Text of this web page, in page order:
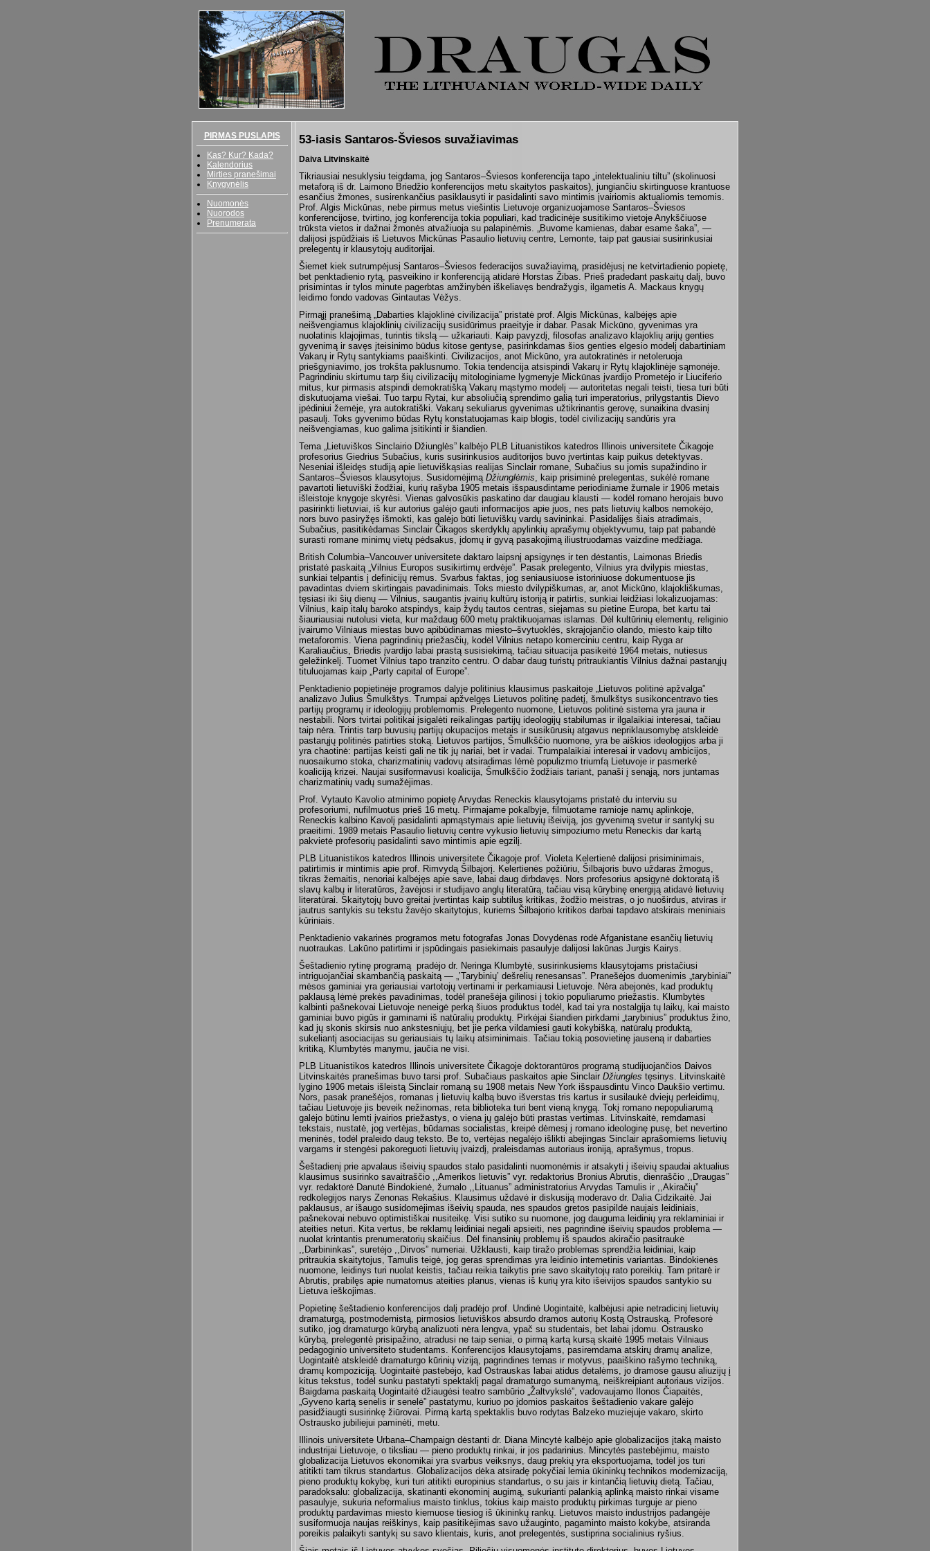
PIRMAS PUSLAPIS
Kas? Kur? Kada?
Kalendorius
Mirties pranešimai
Knygynėlis
Nuomonės
Nuorodos
Prenumerata
53-iasis Santaros-Šviesos suvažiavimas
Daiva Litvinskaitė
Tikriausiai nesuklysiu teigdama, jog Santaros–Šviesos konferencija tapo „intelektualiniu tiltu” (skolinuosi
metaforą iš dr. Laimono Briedžio konferencijos metu skaitytos paskaitos), jungiančiu skirtinguose krantuose
esančius žmones, susirenkančius pasiklausyti ir pasidalinti savo mintimis įvairiomis aktualiomis temomis.
Prof. Algis Mickūnas, nebe pirmus metus viešintis Lietuvoje organizuojamose Santaros–Šviesos
konferencijose, tvirtino, jog konferencija tokia populiari, kad tradicinėje susitikimo vietoje Anykščiuose
trūksta vietos ir dažnai žmonės atvažiuoja su palapinėmis. „Buvome kamienas, dabar esame šaka”, —
dalijosi įspūdžiais iš Lietuvos Mickūnas Pasaulio lietuvių centre, Lemonte, taip pat gausiai susirinkusiai
prelegentų ir klausytojų auditorijai.
Šiemet kiek sutrumpėjusį Santaros–Šviesos federacijos suvažiavimą, prasidėjusį ne ketvirtadienio popietę,
bet penktadienio rytą, pasveikino ir konferenciją atidarė Horstas Žibas. Prieš pradedant paskaitų dalį, buvo
prisimintas ir tylos minute pagerbtas amžinybėn iškeliavęs bendražygis, ilgametis A. Mackaus knygų
leidimo fondo vadovas Gintautas Vėžys.
Pirmąjį pranešimą „Dabarties klajoklinė civilizacija” pristatė prof. Algis Mickūnas, kalbėjęs apie
neišvengiamus klajoklinių civilizacijų susidūrimus praeityje ir dabar. Pasak Mickūno, gyvenimas yra
nuolatinis klajojimas, turintis tikslą — užkariauti. Kaip pavyzdį, filosofas analizavo klajoklių arijų genties
gyvenimą ir savęs įteisinimo būdus kitose gentyse, pasirinkdamas šios genties elgesio modelį dabartiniam
Vakarų ir Rytų santykiams paaiškinti. Civilizacijos, anot Mickūno, yra autokratinės ir netoleruoja
priešgyniavimo, jos trokšta paklusnumo. Tokia tendencija atsispindi Vakarų ir Rytų klajoklinėje sąmonėje.
Pagrindiniu skirtumu tarp šių civilizacijų mitologiniame lygmenyje Mickūnas įvardijo Prometėjo ir Liuciferio
mitus, kur pirmasis atspindi demokratišką Vakarų mąstymo modelį — autoritetas negali teisti, tiesa turi būti
diskutuojama viešai. Tuo tarpu Rytai, kur absoliučią sprendimo galią turi imperatorius, prilygstantis Dievo
įpėdiniui žemėje, yra autokratiški. Vakarų sekuliarus gyvenimas užtikrinantis gerovę, sunaikina dvasinį
pasaulį. Toks gyvenimo būdas Rytų konstatuojamas kaip blogis, todėl civilizacijų sandūris yra
neišvengiamas, kuo galima įsitikinti ir šiandien.
Tema „Lietuviškos Sinclairio Džiunglės” kalbėjo PLB Lituanistikos katedros Illinois universitete Čikagoje
profesorius Giedrius Subačius, kuris susirinkusios auditorijos buvo įvertintas kaip puikus detektyvas.
Neseniai išleidęs studiją apie lietuviškąsias realijas Sinclair romane, Subačius su jomis supažindino ir
Santaros–Šviesos klausytojus. Susidomėjimą Džiunglėmis, kaip prisiminė prelegentas, sukėlė romane
pavartoti lietuviški žodžiai, kurių rašyba 1905 metais išspausdintame periodiniame žurnale ir 1906 metais
išleistoje knygoje skyrėsi. Vienas galvosūkis paskatino dar daugiau klausti — kodėl romano herojais buvo
pasirinkti lietuviai, iš kur autorius galėjo gauti informacijos apie juos, nes pats lietuvių kalbos nemokėjo,
nors buvo pasiryžęs išmokti, kas galėjo būti lietuviškų vardų savininkai. Pasidalijęs šiais atradimais,
Subačius, pasitikėdamas Sinclair Čikagos skerdyklų apylinkių aprašymų objektyvumu, taip pat pabandė
surasti romane minimų vietų pėdsakus, įdomų ir gyvą pasakojimą iliustruodamas vaizdine medžiaga.
British Columbia–Vancouver universitete daktaro laipsnį apsigynęs ir ten dėstantis, Laimonas Briedis
pristatė paskaitą „Vilnius Europos susikirtimų erdvėje”. Pasak prelegento, Vilnius yra dvilypis miestas,
sunkiai telpantis į definicijų rėmus. Svarbus faktas, jog seniausiuose istoriniuose dokumentuose jis
pavadintas dviem skirtingais pavadinimais. Toks miesto dvilypiškumas, ar, anot Mickūno, klajokliškumas,
tęsiasi iki šių dienų — Vilnius, saugantis įvairių kultūrų istoriją ir patirtis, sunkiai leidžiasi lokalizuojamas:
Vilnius, kaip italų baroko atspindys, kaip žydų tautos centras, siejamas su pietine Europa, bet kartu tai
šiauriausiai nutolusi vieta, kur maždaug 600 metų praktikuojamas islamas. Dėl kultūrinių elementų, religinio
įvairumo Vilniaus miestas buvo apibūdinamas miesto–švytuoklės, skrajojančio olando, miesto kaip tilto
metaforomis. Viena pagrindinių priežasčių, kodėl Vilnius netapo komerciniu centru, kaip Ryga ar
Karaliaučius, Briedis įvardijo labai prastą susisiekimą, tačiau situacija pasikeitė 1964 metais, nutiesus
geležinkelį. Tuomet Vilnius tapo tranzito centru. O dabar daug turistų pritraukiantis Vilnius dažnai pastarųjų
tituluojamas kaip „Party capital of Europe”.
Penktadienio popietinėje programos dalyje politinius klausimus paskaitoje „Lietuvos politinė apžvalga”
analizavo Julius Šmulkštys. Trumpai apžvelgęs Lietuvos politinę padėtį, šmulkštys susikoncentravo ties
partijų programų ir ideologijų problemomis. Prelegento nuomone, Lietuvos politinė sistema yra jauna ir
nestabili. Nors tvirtai politikai įsigalėti reikalingas partijų ideologijų stabilumas ir ilgalaikiai interesai, tačiau
taip nėra. Trintis tarp buvusių partijų okupacijos metais ir susikūrusių atgavus nepriklausomybę atskleidė
pastarųjų politinės patirties stoką. Lietuvos partijos, Šmulkščio nuomone, yra be aiškios ideologijos arba ji
yra chaotinė: partijas keisti gali ne tik jų nariai, bet ir vadai. Trumpalaikiai interesai ir vadovų ambicijos,
nuosaikumo stoka, charizmatinių vadovų atsiradimas lėmė populizmo triumfą Lietuvoje ir pasmerkė
koaliciją krizei. Naujai susiformavusi koalicija, Šmulkščio žodžiais tariant, panaši į senąją, nors juntamas
charizmatinių vadų sumažėjimas.
Prof. Vytauto Kavolio atminimo popietę Arvydas Reneckis klausytojams pristatė du interviu su
profesoriumi, nufilmuotus prieš 16 metų. Pirmajame pokalbyje, filmuotame ramioje namų aplinkoje,
Reneckis kalbino Kavolį pasidalinti apmąstymais apie lietuvių išeiviją, jos gyvenimą svetur ir santykį su
praeitimi. 1989 metais Pasaulio lietuvių centre vykusio lietuvių simpoziumo metu Reneckis dar kartą
pakvietė profesorių pasidalinti savo mintimis apie egzilį.
PLB Lituanistikos katedros Illinois universitete Čikagoje prof. Violeta Kelertienė dalijosi prisiminimais,
patirtimis ir mintimis apie prof. Rimvydą Šilbajorį. Kelertienės požiūriu, Šilbajoris buvo uždaras žmogus,
tikras žemaitis, nenoriai kalbėjęs apie save, labai daug dirbdavęs. Nors profesorius apsigynė doktoratą iš
slavų kalbų ir literatūros, žavėjosi ir studijavo anglų literatūrą, tačiau visą kūrybinę energiją atidavė lietuvių
literatūrai. Skaitytojų buvo greitai įvertintas kaip subtilus kritikas, žodžio meistras, o jo nuoširdus, atviras ir
jautrus santykis su tekstu žavėjo skaitytojus, kuriems Šilbajorio kritikos darbai tapdavo atskirais meniniais
kūriniais.
Penktadienio vakarinės programos metu fotografas Jonas Dovydėnas rodė Afganistane esančių lietuvių
nuotraukas. Lakūno patirtimi ir įspūdingais pasiekimais pasaulyje dalijosi lakūnas Jurgis Kairys.
Šeštadienio rytinę programą pradėjo dr. Neringa Klumbytė, susirinkusiems klausytojams pristačiusi
intriguojančiai skambančią paskaitą — „’Tarybinių’ dešrelių renesansas”. Pranešėjos duomenimis „tarybiniai”
mėsos gaminiai yra geriausiai vartotojų vertinami ir perkamiausi Lietuvoje. Nėra abejonės, kad produktų
paklausą lėmė prekės pavadinimas, todėl pranešėja gilinosi į tokio populiarumo priežastis. Klumbytės
kalbinti pašnekovai Lietuvoje neneigė perką šiuos produktus todėl, kad tai yra nostalgija tų laikų, kai maisto
gaminiai buvo pigūs ir gaminami iš natūralių produktų. Pirkėjai šiandien pirkdami „tarybinius” produktus žino,
kad jų skonis skirsis nuo ankstesniųjų, bet jie perka vildamiesi gauti kokybišką, natūralų produktą,
sukeliantį asociacijas su geriausiais tų laikų atsiminimais. Tačiau tokią posovietinę jauseną ir dabarties
kritiką, Klumbytės manymu, jaučia ne visi.
PLB Lituanistikos katedros Illinois universitete Čikagoje doktorantūros programą studijuojančios Daivos
Litvinskaitės pranešimas buvo tarsi prof. Subačiaus paskaitos apie Sinclair Džiungles tęsinys. Litvinskaitė
lygino 1906 metais išleistą Sinclair romaną su 1908 metais New York išspausdintu Vinco Daukšio vertimu.
Nors, pasak pranešėjos, romanas į lietuvių kalbą buvo išverstas tris kartus ir susilaukė dviejų perleidimų,
tačiau Lietuvoje jis beveik nežinomas, reta biblioteka turi bent vieną knygą. Tokį romano nepopuliarumą
galėjo būtinu lemti įvairios priežastys, o viena jų galėjo būti prastas vertimas. Litvinskaitė, remdamasi
tekstais, nustatė, jog vertėjas, būdamas socialistas, kreipė dėmesį į romano ideologinę pusę, bet nevertino
meninės, todėl praleido daug teksto. Be to, vertėjas negalėjo išlikti abejingas Sinclair aprašomiems lietuvių
vargams ir stengėsi pakoreguoti lietuvių įvaizdį, praleisdamas autoriaus ironiją, aprašymus, tropus.
Šeštadienį prie apvalaus išeivių spaudos stalo pasidalinti nuomonėmis ir atsakyti į išeivių spaudai aktualius
klausimus susirinko savaitraščio ,,Amerikos lietuvis” vyr. redaktorius Bronius Abrutis, dienraščio ,,Draugas”
vyr. redaktorė Danutė Bindokienė, žurnalo ,,Lituanus” administratorius Arvydas Tamulis ir ,,Akiračių”
redkolegijos narys Zenonas Rekašius. Klausimus uždavė ir diskusiją moderavo dr. Dalia Cidzikaitė. Jai
paklausus, ar išaugo susidomėjimas išeivių spauda, nes spaudos gretos pasipildė naujais leidiniais,
pašnekovai nebuvo optimistiškai nusiteikę. Visi sutiko su nuomone, jog dauguma leidinių yra reklaminiai ir
ateities neturi. Kita vertus, be reklamų leidiniai negali apsieiti, nes pagrindinė išeivių spaudos problema —
nuolat krintantis prenumeratorių skaičius. Dėl finansinių problemų iš spaudos akiračio pasitraukė
,,Darbininkas”, suretėjo ,,Dirvos” numeriai. Užklausti, kaip tiražo problemas sprendžia leidiniai, kaip
pritraukia skaitytojus, Tamulis teigė, jog geras sprendimas yra leidinio internetinis variantas. Bindokienės
nuomone, leidinys turi nuolat keistis, tačiau reikia taikytis prie savo skaitytojų rato poreikių. Tam pritarė ir
Abrutis, prabilęs apie numatomus ateities planus, vienas iš kurių yra kito išeivijos spaudos santykio su
Lietuva ieškojimas.
Popietinę šeštadienio konferencijos dalį pradėjo prof. Undinė Uogintaitė, kalbėjusi apie netradicinį lietuvių
dramaturgą, postmodernistą, pirmosios lietuviškos absurdo dramos autorių Kostą Ostrauską. Profesorė
sutiko, jog dramaturgo kūrybą analizuoti nėra lengva, ypač su studentais, bet labai įdomu. Ostrausko
kūrybą, prelegentė prisipažino, atradusi ne taip seniai, o pirmą kartą kursą skaitė 1995 metais Vilniaus
pedagoginio universiteto studentams. Konferencijos klausytojams, pasiremdama atskirų dramų analize,
Uogintaitė atskleidė dramaturgo kūrinių viziją, pagrindines temas ir motyvus, paaiškino rašymo techniką,
dramų kompoziciją. Uogintaitė pastebėjo, kad Ostrauskas labai atidus detalėms, jo dramose gausu aliuzijų į
kitus tekstus, todėl sunku pastatyti spektaklį pagal dramaturgo sumanymą, neiškreipiant autoriaus vizijos.
Baigdama paskaitą Uogintaitė džiaugėsi teatro sambūrio „Žaltvykslė”, vadovaujamo Ilonos Čiapaitės,
„Gyveno kartą senelis ir senelė” pastatymu, kuriuo po įdomios paskaitos šeštadienio vakare galėjo
pasidžiaugti susirinkę žiūrovai. Pirmą kartą spektaklis buvo rodytas Balzeko muziejuje vakaro, skirto
Ostrausko jubiliejui paminėti, metu.
Illinois universitete Urbana–Champaign dėstanti dr. Diana Mincytė kalbėjo apie globalizacijos įtaką maisto
industrijai Lietuvoje, o tiksliau — pieno produktų rinkai, ir jos padarinius. Mincytės pastebėjimu, maisto
globalizacija Lietuvos ekonomikai yra svarbus veiksnys, daug prekių yra eksportuojama, todėl jos turi
atitikti tam tikrus standartus. Globalizacijos dėka atsiradę pokyčiai lemia ūkininkų technikos modernizaciją,
pieno produktų kokybę, kuri turi atitikti europinius standartus, o su jais ir kintančią lietuvių dietą. Tačiau,
paradoksalu: globalizacija, skatinanti ekonominį augimą, sukurianti palankią aplinką maisto rinkai visame
pasaulyje, sukuria neformalius maisto tinklus, tokius kaip maisto produktų pirkimas turguje ar pieno
produktų pardavimas miesto kiemuose tiesiog iš ūkininkų rankų. Lietuvos maisto industrijos padangėje
susiformuoja naujas reiškinys, kaip pasitikėjimas savo užauginto, pagaminto maisto kokybe, atsiranda
poreikis palaikyti santykį su savo klientais, kuris, anot prelegentės, sustiprina socialinius ryšius.